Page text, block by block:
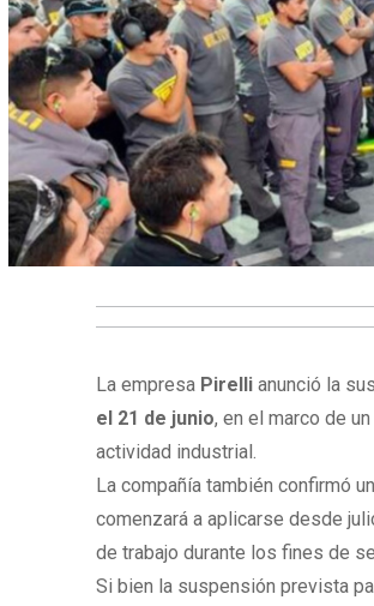
La empresa Pirelli anunció la
el 21 de junio, en el marco de
actividad industrial.
La compañía también confirmó
comenzará a aplicarse desde
de trabajo durante los fines de
Si bien la suspensión prevista